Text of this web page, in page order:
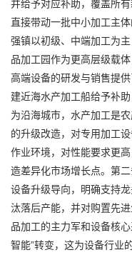
并给予对应补助，覆盖所
直接带动一批中小加工主
强镇以初级、中端加工为
品加工园作为更高层级载
高端设备的研发与销售提
建近海水产加工船给予补
为沿海城市，水产加工是
的升级改造，对专用加工
作业环境，对性能要求更
造差异化市场增长点。第
设备升级导向，明确支持
汰落后产能，并对购置先
品加工的主力军和设备核心
智能”转变，这为设备行业